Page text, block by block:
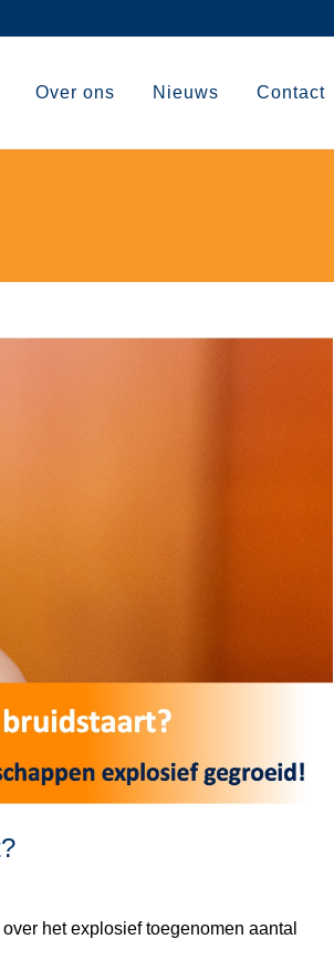
Over ons Nieuws Contact
het explosief toegenomen aantal